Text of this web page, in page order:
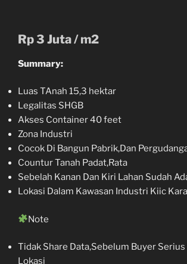
Rp 3 Juta / m2
Summary:
Luas TAnah 15,3 hektar
Legalitas SHGB
Akses Container 40 feet
Zona Industri
Cocok Di Bangun Pabrik,Dan
Countur Tanah Padat,Rata
Sebelah Kanan Dan Kiri Lahan Sudah
Lokasi Dalam Kawasan Industri Kiic
Note
Tidak Share Data,Sebelum Buyer
Lokasi